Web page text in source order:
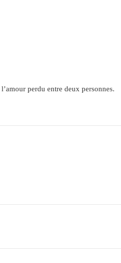
perdu entre deux personnes.